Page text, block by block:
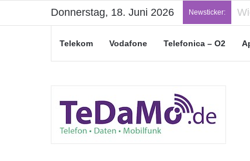
Donnerstag, 18. Juni 2026 Newsticker:
Telekom Vodafone Telefonica – O2